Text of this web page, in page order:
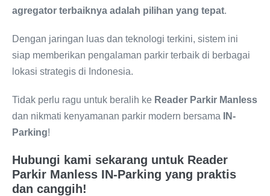
agregator terbaiknya adalah pilihan yang tepat.
Dengan jaringan luas dan teknologi terkini, sistem ini
siap memberikan pengalaman parkir terbaik di berbagai
lokasi strategis di Indonesia.
Tidak perlu ragu untuk beralih ke Reader Parkir Manless
dan nikmati kenyamanan parkir modern bersama
IN-
Parking!
Hubungi kami sekarang untuk Reader
Parkir Manless IN-Parking yang praktis
dan canggih!